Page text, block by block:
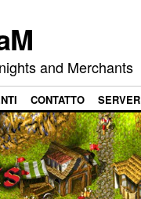
and Merchants
CONTATTO SERVER